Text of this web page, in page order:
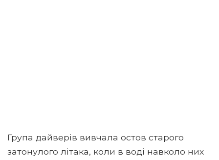
Група дайверів вивчала остов старого
затонулого літака, коли в воді навколо них